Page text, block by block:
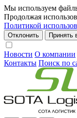
Мы используем
Продолжая
Политикой
Отклонить Принять
Новости О компании
Контакты Поиск по